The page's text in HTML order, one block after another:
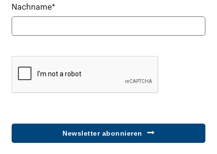
Nachname*
Newsletter abonnieren